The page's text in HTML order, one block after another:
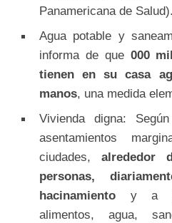
Panamericana de Salud).
Agua potable y
informa de que 000
tienen en su casa
manos, una medida
Vivienda digna:
asentamientos
ciudades, alrededor
personas,
hacinamiento y a
alimentos, agua,